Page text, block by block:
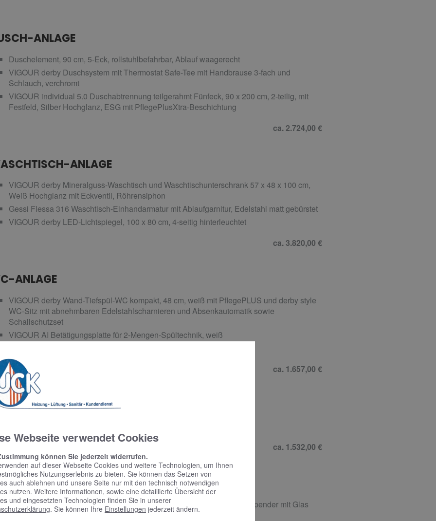
ANLAGE
Duschelement, 90 cm, 5-Eck, rollstuhlbefahrbar, Ablauf waagerecht
VIGOUR derby Duschsystem mit Thermostat Safe-Tee mit Handbrause 3-fach und
Schlauch, verchromt
VIGOUR individual 5.0 Duschabtrennung teilgerahmt Fünfeck, 90 x 200 cm, 2-teilig, mit
Festfeld, Silber Hochglanz, ESG mit PflegePlusXtra-Beschichtung
ca. 2.724,00 €
ANLAGE
VIGOUR derby Mineralguss-Waschtisch und Waschtischunterschrank 57 x 48 x 100 cm,
Weiß Hochglanz mit Eckventil, Röhrensiphon
Gessi Flessa 316 Waschtisch-Einhandarmatur mit Ablaufgarnitur, Edelstahl matt gebürstet
VIGOUR derby LED-Lichtspiegel, 100 x 80 cm, 4-seitig hinterleuchtet
ca. 3.820,00 €
ANLAGE
VIGOUR derby Wand-Tiefspül-WC kompakt, 48 cm, weiß mit PflegePLUS und derby style
WC-Sitz mit abnehmbaren Edelstahlscharnieren und Absenkautomatik sowie
Schallschutzset
VIGOUR AI Betätigungsplatte für 2-Mengen-Spültechnik, weiß
ca. 1.657,00 €
ca. 1.532,00 €
VIGOUR derby Papierhalter mit Deckel, Bürstengarnitur, Flüssigseifenspender mit Glas
und Glashalter mit Glas, verchromt
Webseite verwendet Cookies
können Sie jederzeit widerrufen.
auf dieser Webseite Cookies und weitere Technologien, um Ihnen
Nutzungserlebnis zu bieten. Sie können das Setzen von
auch ablehnen und unsere Seite nur mit den technisch notwendigen
nutzen. Weitere Informationen, sowie eine detaillierte Übersicht der
und eingesetzten Technologien finden Sie in unserer
. Sie können Ihre Einstellungen jederzeit ändern.